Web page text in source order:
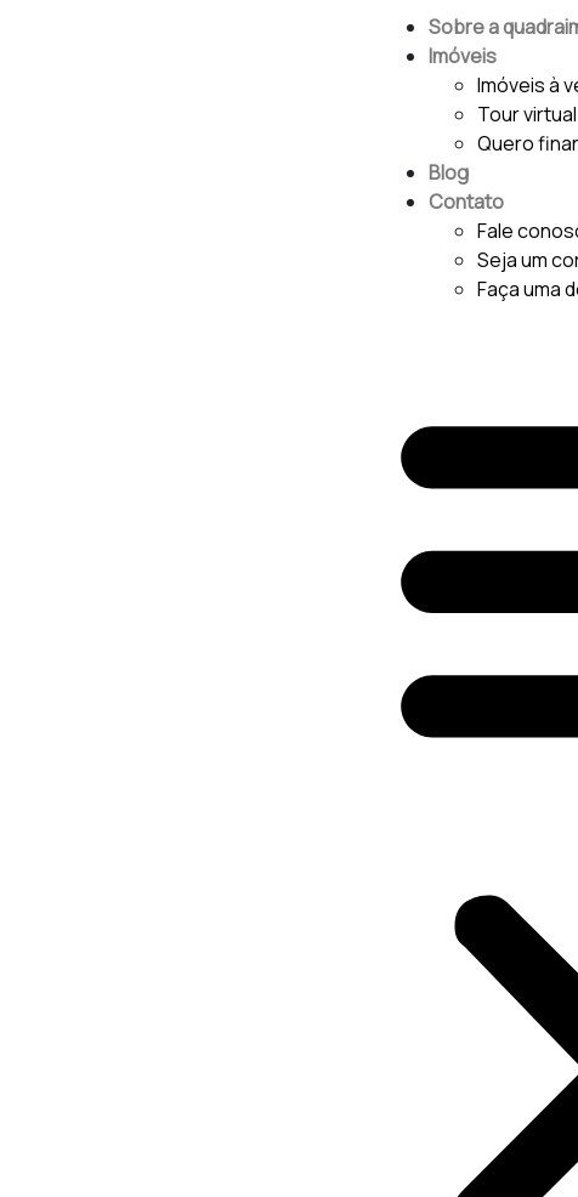
Sobre a
Imóveis
Imóveis à
Tour virtual
Quero
Blog
Contato
Fale
Seja um
Faça uma